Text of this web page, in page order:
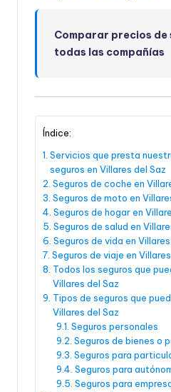
Comparar precios de
todas las compañías
Índice:
Servicios que presta
seguros en Villares del Saz
Seguros de coche en
Seguros de moto en
Seguros de hogar en
Seguros de salud en
Seguros de vida en
Seguros de viaje en
Todos los seguros que
Villares del Saz
Tipos de seguros que
Villares del Saz
Seguros personales
Seguros de bienes o
Seguros para
Seguros para
Seguros para